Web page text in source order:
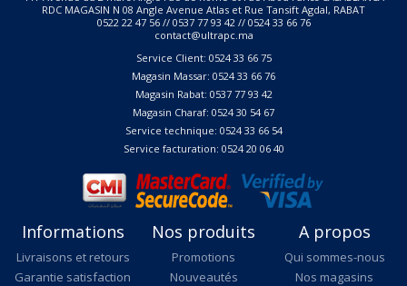
RDC MAGASIN N 08 Angle Avenue Atlas et Rue Tansift Agdal, RABAT
0522 22 47 56 // 0537 77 93 42 // 0524 33 66 76
contact@ultrapc.ma
Service Client: 0524 33 66 75
Magasin Massar: 0524 33 66 76
Magasin Rabat: 0537 77 93 42
Magasin Charaf: 0524 30 54 67
Service technique: 0524 33 66 54
Service facturation: 0524 20 06 40
Informations
Livraisons et retours
Garantie satisfaction
Nos produits
Promotions
Nouveautés
A propos
Qui sommes-nous
Nos magasins